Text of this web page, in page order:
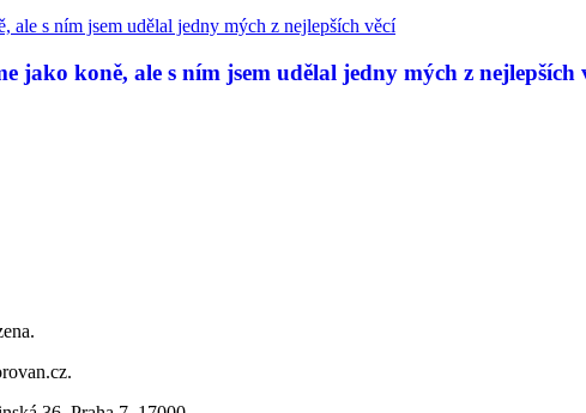
jako koně, ale s ním jsem udělal jedny mých z nejlepších